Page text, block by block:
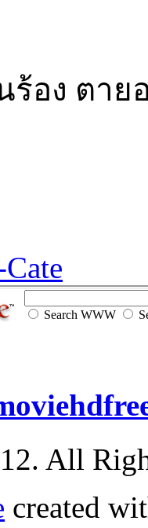
อง ตาย
Search WWW
All
created